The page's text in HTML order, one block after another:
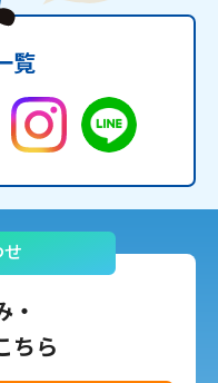
覧
・
ちら